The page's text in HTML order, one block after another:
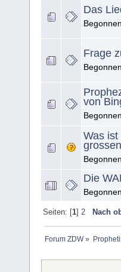
Das
Frage
von
Was
Die
Seiten: [1] 2 Nach
Forum ZDW»